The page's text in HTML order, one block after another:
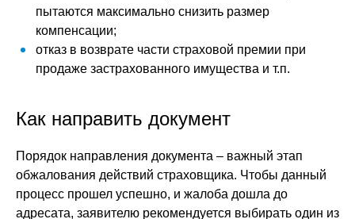
пытаются максимально снизить размер
компенсации;
отказ в возврате части страховой премии при
продаже застрахованного имущества и т.п.
Как направить документ
Порядок направления документа – важный этап
обжалования действий страховщика. Чтобы данный
процесс прошел успешно, и жалоба дошла до
адресата, заявителю рекомендуется выбирать один из